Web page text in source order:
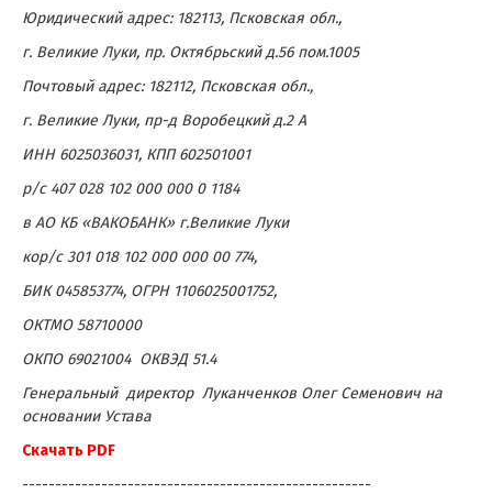
Юридический адрес: 182113, Псковская обл.,
г. Великие Луки, пр. Октябрьский д.56 пом.1005
Почтовый адрес: 182112, Псковская обл.,
г. Великие Луки, пр-д Воробецкий д.2 А
ИНН 6025036031, КПП 602501001
р/с 407 028 102 000 000 0 1184
в АО КБ «ВАКОБАНК» г.Великие Луки
кор/с 301 018 102 000 000 00 774,
БИК 045853774, ОГРН 1106025001752,
ОКТМО 58710000
ОКПО 69021004 ОКВЭД 51.4
Генеральный директор Луканченков Олег Семенович на
основании Устава
Скачать PDF
-----------------------------------------------------